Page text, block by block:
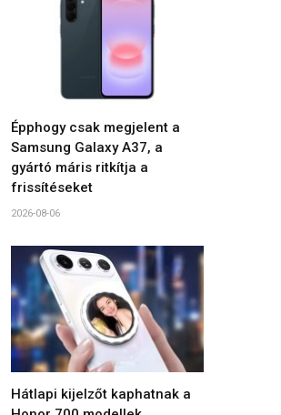
Épphogy csak megjelent a
Samsung Galaxy A37, a
gyártó máris ritkítja a
frissítéseket
2026-08-06
Hátlapi kijelzőt kaphatnak a